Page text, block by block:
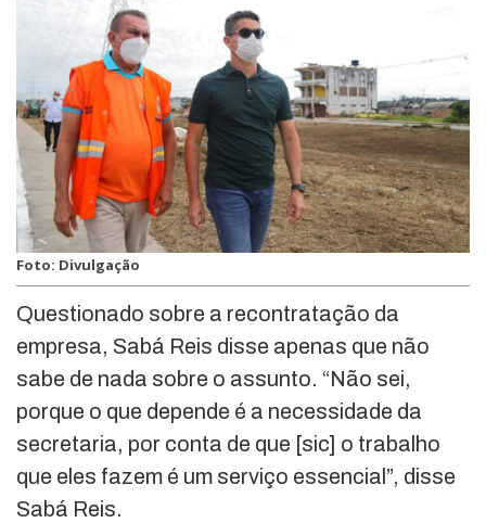
Foto: Divulgação
Questionado sobre a recontratação da
empresa, Sabá Reis disse apenas que não
sabe de nada sobre o assunto. “Não sei,
porque o que depende é a necessidade da
secretaria, por conta de que [sic] o trabalho
que eles fazem é um serviço essencial”, disse
Sabá Reis.